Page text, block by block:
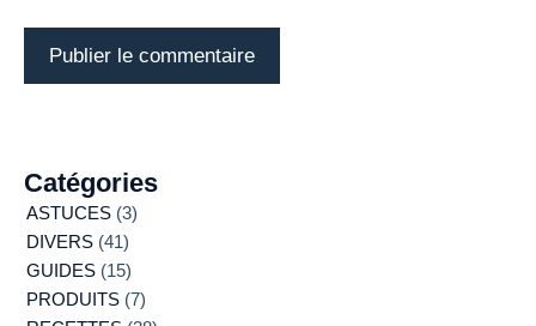
Catégories
ASTUCES(3)
DIVERS(41)
GUIDES(15)
PRODUITS(7)